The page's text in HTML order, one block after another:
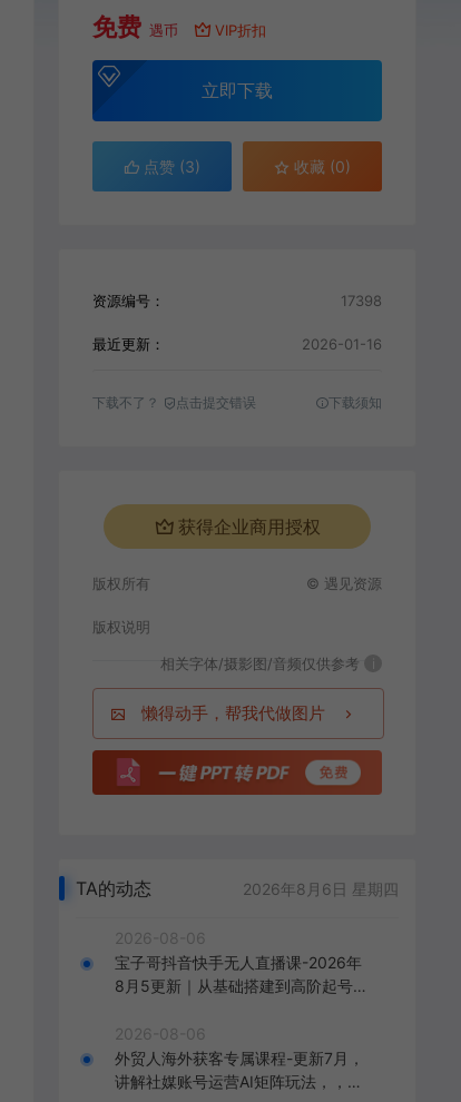
免费 遇币 VIP折扣
立即下载
点赞 (3) 收藏 (0)
资源编号： 17398
最近更新： 2026-01-16
下载不了？ 点击提交错误 下载须知
获得企业商用授权
版权所有 © 遇见资源
版权说明
相关字体/摄影图/音频仅供参考 i
懒得动手，帮我代做图片
TA的动态 2026年8月6日 星期四
2026-08-06
宝子哥抖音快手无人直播课-2026年
8月5更新｜从基础搭建到高阶起号，
体系
2026-08-06
外贸人海外获客专属课程-更新7月，
讲解社媒账号运营AI矩阵玩法，，系